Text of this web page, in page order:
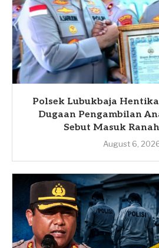
Polsek Lubukbaja
Dugaan Pengambilan
Sebut Masuk
August 6,